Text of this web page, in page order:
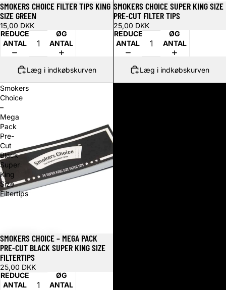
SMOKERS CHOICE FILTER TIPS KING
SIZE GREEN
15,00 DKK
REDUCER
ANTAL
ØG
ANTAL
Læg i indkøbskurven
SMOKERS CHOICE SUPER KING SIZE
PRE-CUT FILTER TIPS
25,00 DKK
REDUCER
ANTAL
ØG
ANTAL
Læg i indkøbskurven
Smokers
Choice
–
Mega
Pack
Pre-
Cut
Black
Super
King
Size
Filtertips
SMOKERS CHOICE – MEGA PACK
PRE-CUT BLACK SUPER KING SIZE
FILTERTIPS
25,00 DKK
REDUCER
ANTAL
ØG
ANTAL